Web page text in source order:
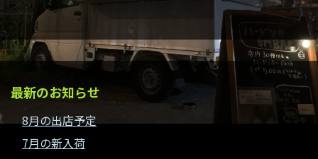
最新のお知らせ
8月の出店予定
7月の新入荷